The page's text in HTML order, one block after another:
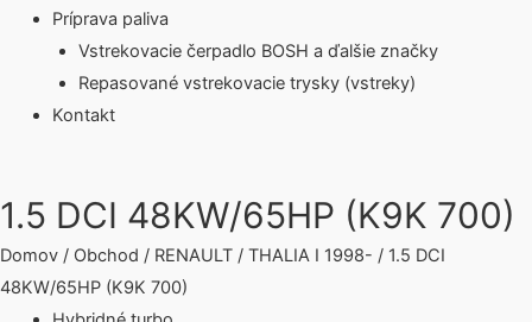
Príprava paliva
Vstrekovacie čerpadlo BOSH a ďalšie značky
Repasované vstrekovacie trysky (vstreky)
Kontakt
1.5 DCI 48KW/65HP (K9K 700)
Domov / Obchod / RENAULT / THALIA I 1998- / 1.5 DCI
48KW/65HP (K9K 700)